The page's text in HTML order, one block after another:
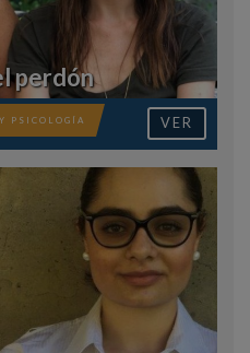
perdón
PSICOLOGÍA VER